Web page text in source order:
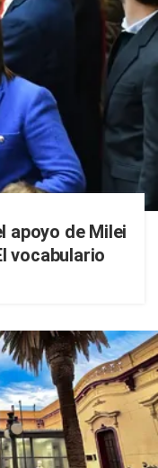
apoyo de Milei
vocabulario